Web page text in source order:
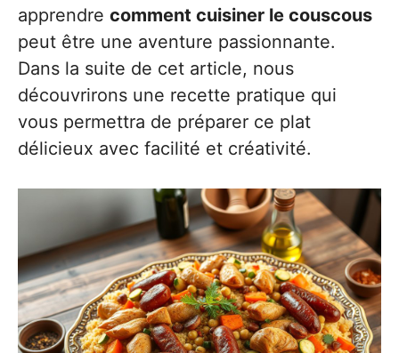
apprendre comment cuisiner le couscous
peut être une aventure passionnante.
Dans la suite de cet article, nous
découvrirons une recette pratique qui
vous permettra de préparer ce plat
délicieux avec facilité et créativité.